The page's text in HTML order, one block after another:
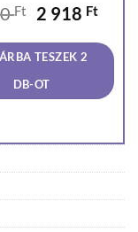
Ft
Original
was:
3
040 Ft.
2 918 Ft
is:
918
TESZEK 2
DB-OT